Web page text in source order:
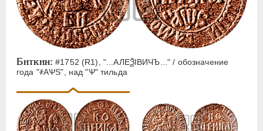
Биткин: #1752 (R1), "...АЛЕѮIВИЧЪ..." / обозначение
года "҂АѰS", над "Ѱ" тильда